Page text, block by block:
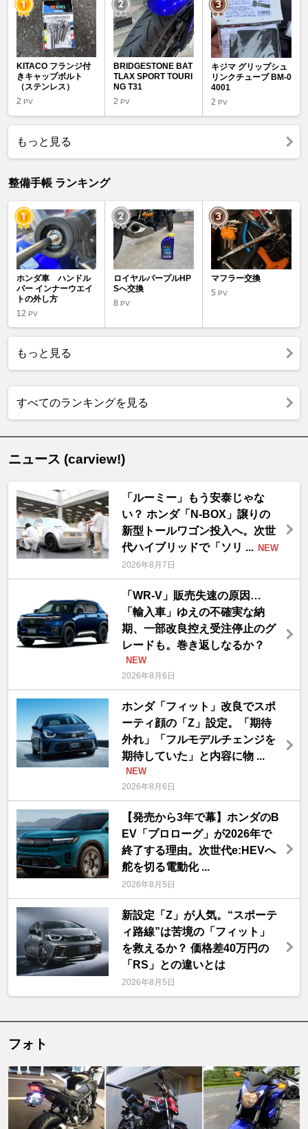
KITACO フランジ付
きキャップボルト
（ステンレス）
2 PV
BRIDGESTONE BAT
TLAX SPORT TOURI
NG T31
2PV
キジマ グリップシュ
リンクチューブ BM-0
4001
2 PV
もっと見る
整備手帳 ランキング
ホンダ車 ハンドル
バー インナーウエイ
トの外し方
12 PV
ロイヤルパープルHP
Sへ交換
8PV
マフラー交換
5 PV
もっと見る
すべてのランキングを見る
ニュース (carview!)
「ルーミー」もう安泰じゃな
い？ ホンダ「N-BOX」譲りの
新型トールワゴン投入へ。次世
代ハイブリッドで「ソリ ... NEW
2026年8月7日
「WR-V」販売失速の原因…
「輸入車」ゆえの不確実な納
期、一部改良控え受注停止のグ
レードも。巻き返しなるか？
NEW
2026年8月6日
ホンダ「フィット」改良でスポ
ーティ顔の「Z」設定。「期待
外れ」「フルモデルチェンジを
期待していた」と内容に物 ...
NEW
2026年8月6日
【発売から3年で幕】ホンダのB
EV「プロローグ」が2026年で
終了する理由。次世代e:HEVへ
舵を切る電動化 ...
2026年8月5日
新設定「Z」が人気。“スポーテ
ィ路線”は苦境の「フィット」
を救えるか？ 価格差40万円の
「RS」との違いとは
2026年8月5日
フォト